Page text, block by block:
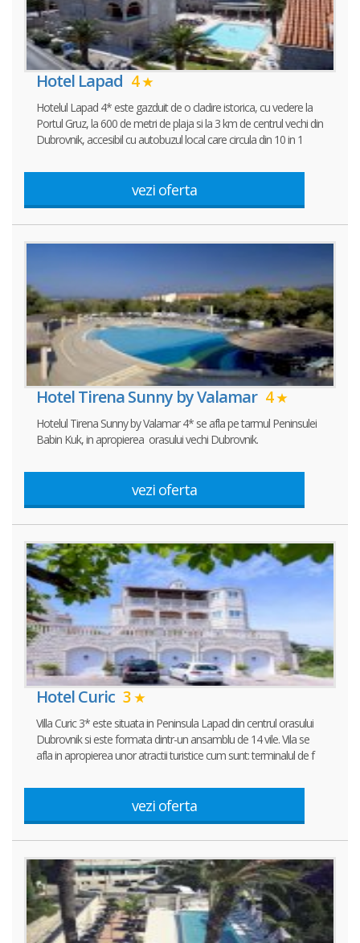
Hotel Lapad 4
Hotelul Lapad 4* este gazduit de o cladire istorica, cu vedere la
Portul Gruz, la 600 de metri de plaja si la 3 km de centrul vechi din
Dubrovnik, accesibil cu autobuzul local care circula din 10 in 1
vezi oferta
Hotel Tirena Sunny by Valamar 4
Hotelul Tirena Sunny by Valamar 4* se afla pe tarmul Peninsulei
Babin Kuk, in apropierea orasului vechi Dubrovnik.
vezi oferta
Hotel Curic 3
Villa Curic 3* este situata in Peninsula Lapad din centrul orasului
Dubrovnik si este formata dintr-un ansamblu de 14 vile. Vila se
afla in apropierea unor atractii turistice cum sunt: terminalul de f
vezi oferta